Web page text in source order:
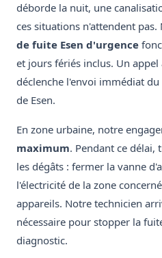
déborde la nuit, une
ces situations n'attendent pas.
de fuite Esen d'urgence
et jours fériés inclus. Un
déclenche l'envoi immédiat
de Esen.
En zone urbaine, notre
maximum. Pendant ce
les dégâts : fermer la vanne
l'électricité de la zone
appareils. Notre technicien
nécessaire pour stopper la
diagnostic.